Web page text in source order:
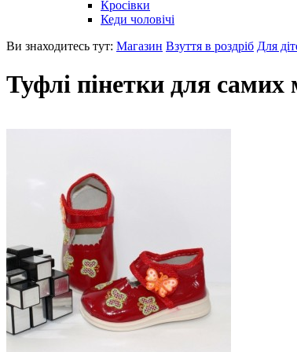
Кросівки
Кеди чоловічі
Ви знаходитесь тут: Магазин Взуття в роздріб Для
Туфлі пінетки для